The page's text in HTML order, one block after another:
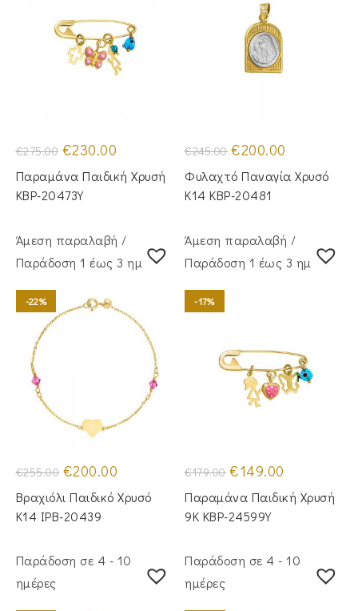
€275.00 Original
price
was:
€275.00.
€230.00
τιμή
είναι:
Παραμάνα Παιδική Χρυσή
KBP-20473Υ
€245.00 Original
price
was:
€245.00.
€200.00
τιμή
είναι:
Φυλαχτό Παναγία Χρυσό
Κ14 KBP-20481
Άμεση παραλαβή /
Παράδoση 1 έως 3 ημέρες
-22%
€255.00 Original
price
was:
€255.00.
€200.00
τιμή
είναι:
Βραχιόλι Παιδικό Χρυσό
Κ14 IPB-20439
Άμεση παραλαβή /
Παράδoση 1 έως 3 ημέρες
-17%
€179.00 Original
price
was:
€179.00.
€149.00
τιμή
είναι:
Παραμάνα Παιδική Χρυσή
9Κ KBP-24599Υ
Παράδοση σε 4 - 10
ημέρες
Παράδοση σε 4 - 10
ημέρες